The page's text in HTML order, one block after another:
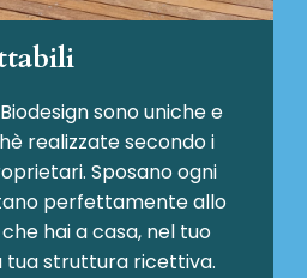
sono uniche e
realizzate secondo i
Sposano ogni
perfettamente allo
hai a casa, nel tuo
tua struttura ricettiva.